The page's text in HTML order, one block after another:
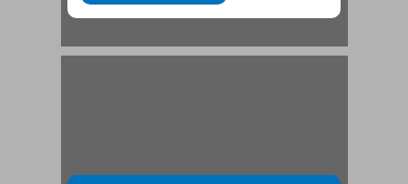
תולדות הדפסת 'יסוד מורא' ... 17